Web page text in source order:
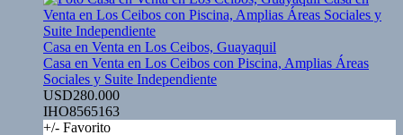
Casa en Venta en Los Ceibos, Guayaquil
Casa en Venta en Los Ceibos con Piscina, Amplias Áreas
Sociales y Suite Independiente
USD280.000
IHO8565163
+/- Favorito